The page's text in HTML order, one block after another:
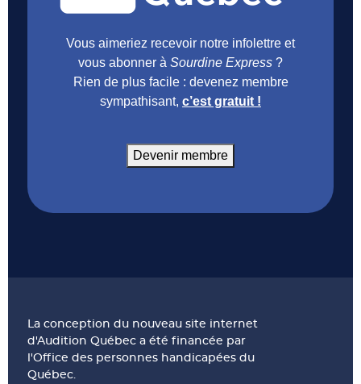
Vous aimeriez recevoir notre infolettre et
vous abonner à Sourdine Express ?
Rien de plus facile : devenez membre
sympathisant, c’est gratuit !
Devenir membre
La conception du nouveau site internet
d'Audition Québec a été financée par
l'Office des personnes handicapées du
Québec.